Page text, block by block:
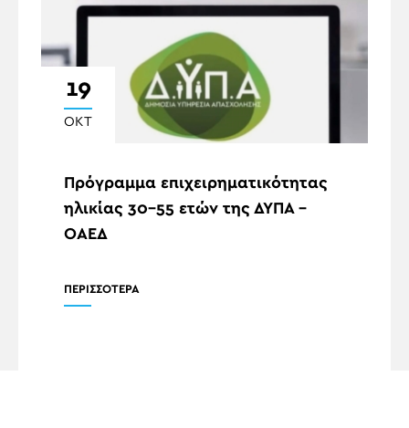
19
ΟΚΤ
Πρόγραμμα επιχειρηματικότητας
ηλικίας 30-55 ετών της ΔΥΠΑ –
ΟΑΕΔ
ΠΕΡΙΣΣΟΤΕΡΑ